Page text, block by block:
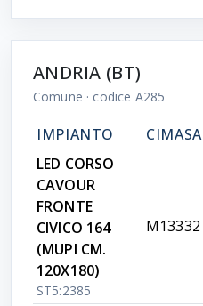
ANDRIA (BT)
Comune · codice A285
IMPIANTO CIMASA
LED CORSO
CAVOUR
FRONTE
CIVICO 164
(MUPI CM.
120X180)
ST5:2385
M13332